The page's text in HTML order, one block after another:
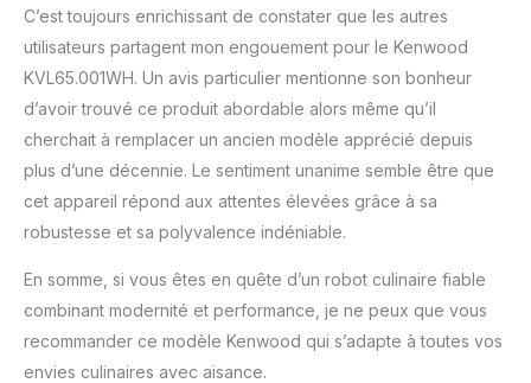
C’est toujours enrichissant de constater que les autres
utilisateurs partagent mon engouement pour le Kenwood
KVL65.001WH. Un avis particulier mentionne son bonheur
d’avoir trouvé ce produit abordable alors même qu’il
cherchait à remplacer un ancien modèle apprécié depuis
plus d’une décennie. Le sentiment unanime semble être que
cet appareil répond aux attentes élevées grâce à sa
robustesse et sa polyvalence indéniable.
En somme, si vous êtes en quête d’un robot culinaire fiable
combinant modernité et performance, je ne peux que vous
recommander ce modèle Kenwood qui s’adapte à toutes vos
envies culinaires avec aisance.